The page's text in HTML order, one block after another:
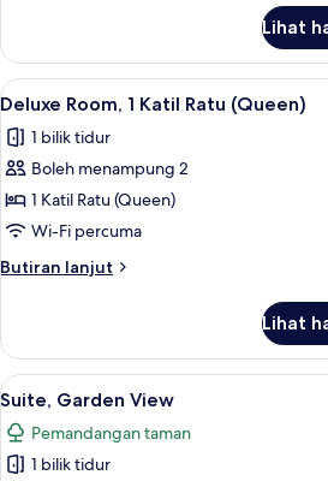
1
Katil
Ratu
Lihat
Lihat
semua
foto
untuk
Deluxe
Room,
1
Katil
(Queen)
14
Deluxe Room, 1 Katil Ratu (Queen)
1 bilik tidur
Boleh menampung 2
1 Katil Ratu (Queen)
Wi-Fi percuma
Butiran lanjut
Butiran
Room,
Katil
Ratu
(Queen)
Lihat
Lihat
semua
foto
untuk
Suite,
5
Suite, Garden View
Pemandangan taman
1 bilik tidur